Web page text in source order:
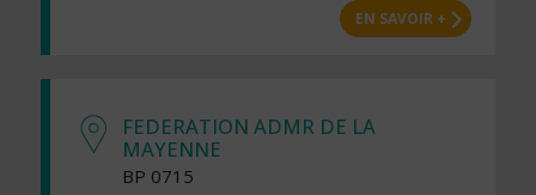
EN SAVOIR +
FEDERATION ADMR DE LA
MAYENNE
BP 0715